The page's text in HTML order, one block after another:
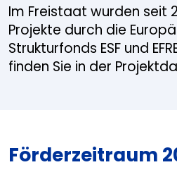
Im Freistaat wurden seit
Projekte durch die
Strukturfonds ESF und
finden Sie in der
Förderzeitraum